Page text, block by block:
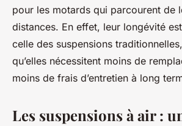
pour les motards qui parcourent de
distances. En effet, leur longévité
celle des suspensions
qu’elles nécessitent moins de
moins de frais d’entretien à long
Les suspensions à air :